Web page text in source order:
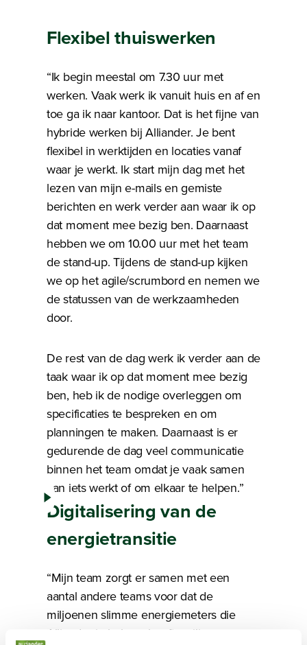
Flexibel thuiswerken
“Ik begin meestal om 7.30 uur met
werken. Vaak werk ik vanuit huis en af en
toe ga ik naar kantoor. Dat is het fijne van
hybride werken bij Alliander. Je bent
flexibel in werktijden en locaties vanaf
waar je werkt. Ik start mijn dag met het
lezen van mijn e-mails en gemiste
berichten en werk verder aan waar ik op
dat moment mee bezig ben. Daarnaast
hebben we om 10.00 uur met het team
de stand-up. Tijdens de stand-up kijken
we op het agile/scrumbord en nemen we
de statussen van de werkzaamheden
door.
De rest van de dag werk ik verder aan de
taak waar ik op dat moment mee bezig
ben, heb ik de nodige overleggen om
specificaties te bespreken en om
planningen te maken. Daarnaast is er
gedurende de dag veel communicatie
binnen het team omdat je vaak samen
aan iets werkt of om elkaar te helpen.”
Bekijk de video
Bezig met laden
Digitalisering van de
energietransitie
“Mijn team zorgt er samen met een
aantal andere teams voor dat de
miljoenen slimme energiemeters die
Alliander in beheer heeft, veilig en